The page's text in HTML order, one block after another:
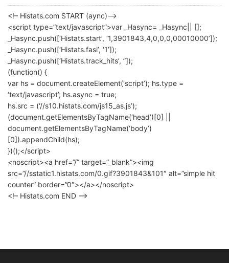
<!– Histats.com START (aync)–>
<script type=”text/javascript”>var _Hasync= _Hasync|| [];
_Hasync.push([‘Histats.start’, ‘1,3901843,4,0,0,0,00010000’]);
_Hasync.push([‘Histats.fasi’, ‘1’]);
_Hasync.push([‘Histats.track_hits’, ”]);
(function() {
var hs = document.createElement(‘script’); hs.type =
‘text/javascript’; hs.async = true;
hs.src = (‘//s10.histats.com/js15_as.js’);
(document.getElementsByTagName(‘head’)[0] ||
document.getElementsByTagName(‘body’)
[0]).appendChild(hs);
})();</script>
<noscript><a href=”/” target=”_blank”><img
src=”//sstatic1.histats.com/0.gif?3901843&101″ alt=”simple hit
counter” border=”0″></a></noscript>
<!– Histats.com END –>